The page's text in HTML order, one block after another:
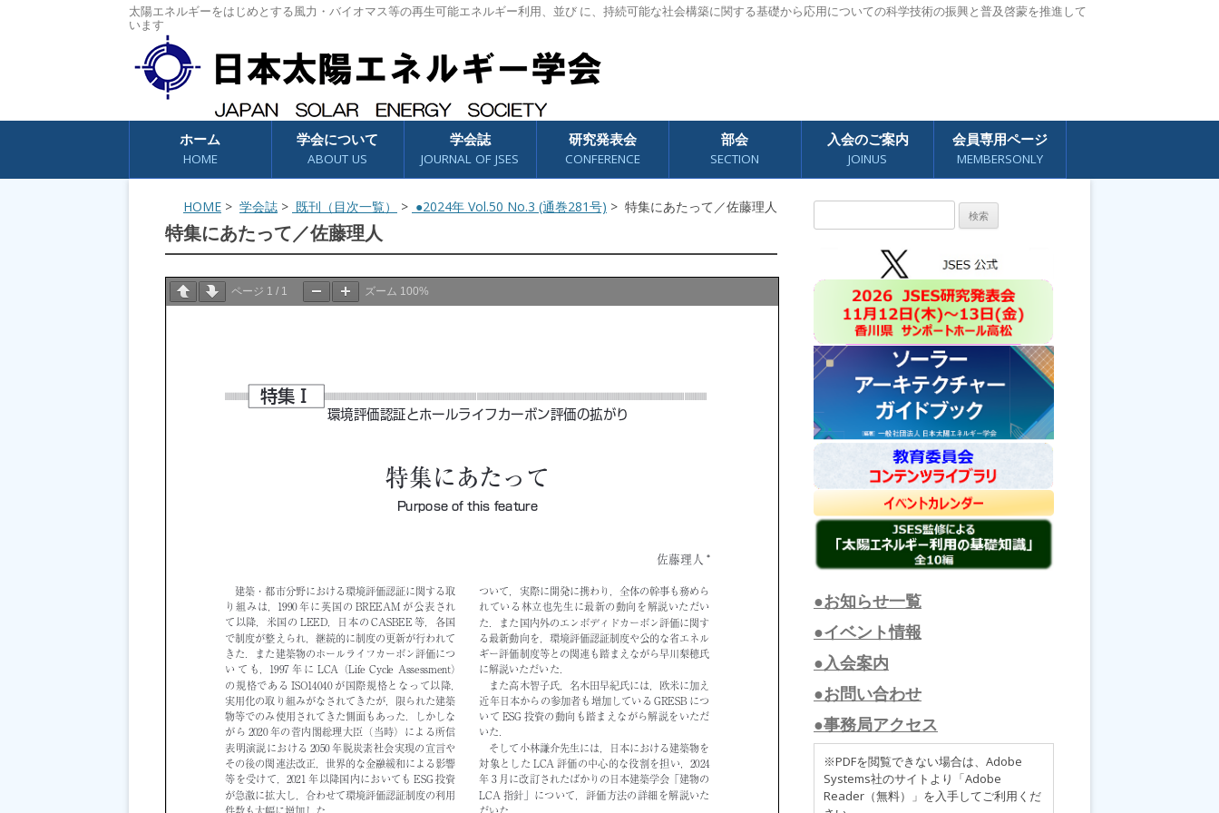
太陽エネルギーをはじめとする風力・バイオマス等の再生可能エネルギー利用、並び に、持続可能な社会構築に関する基礎から応用についての科学技術の振興と普及啓蒙を推進して
います
コンテンツへスキップ
ホーム
HOME
学会について
ABOUT US
学会誌
JOURNAL OF JSES
研究発表会
CONFERENCE
部会
SECTION
入会のご案内
JOINUS
会員専用ページ
MEMBERSONLY
HOME > 学会誌 > 既刊（目次一覧） > ●2024年 Vol.50 No.3 (通巻281号) > 特集にあたって／佐藤理人
特集にあたって／佐藤理人
ページ 1 / 1 ズーム 100%
索:
●お知らせ一覧
●イベント情報
●入会案内
●お問い合わせ
●事務局アクセス
※PDFを閲覧できない場合は、Adobe
Systems社のサイトより「Adobe
Reader（無料）」を入手してご利用くだ